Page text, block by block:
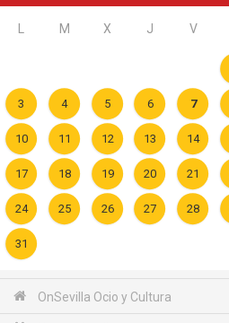
M X J V
3 4 5 6 7
10 11 12 13 14
17 18 19 20 21
24 25 26 27 28
31
OnSevilla Ocio y Cultura